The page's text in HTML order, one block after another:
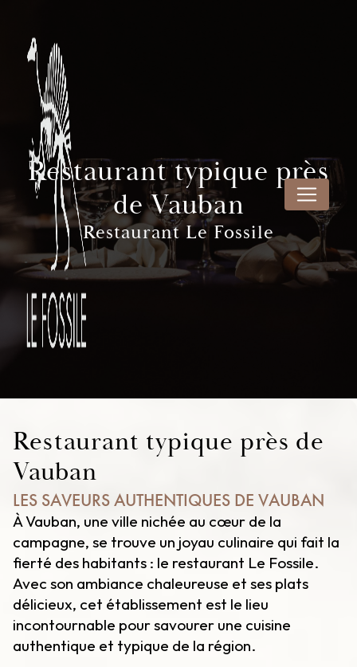
Restaurant typique près
de Vauban
Restaurant Le Fossile
Restaurant typique près de
Vauban
LES SAVEURS AUTHENTIQUES DE VAUBAN
À Vauban, une ville nichée au cœur de la
campagne, se trouve un joyau culinaire qui fait la
fierté des habitants : le restaurant Le Fossile.
Avec son ambiance chaleureuse et ses plats
délicieux, cet établissement est le lieu
incontournable pour savourer une cuisine
authentique et typique de la région.